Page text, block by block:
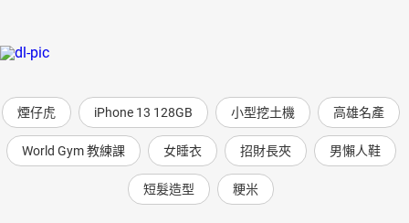
煙仔虎 iPhone 13 128GB 小型挖土機 高雄名產
World Gym 教練課 女睡衣 招財長夾 男懶人鞋
短髮造型 粳米